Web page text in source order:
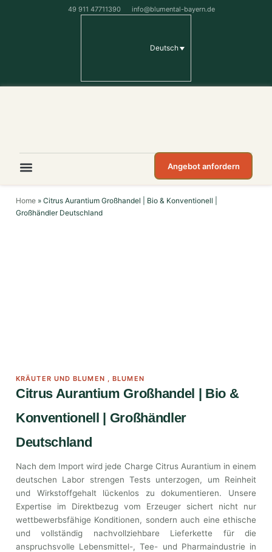
49 911 47711390 info@blumental-bayern.de
Deutsch
Angebot anfordern
Home » Citrus Aurantium Großhandel | Bio & Konventionell |
Großhändler Deutschland
KRÄUTER UND BLUMEN ,BLUMEN
Citrus Aurantium Großhandel | Bio &
Konventionell | Großhändler
Deutschland
Nach dem Import wird jede Charge Citrus Aurantium in einem
deutschen Labor strengen Tests unterzogen, um Reinheit
und Wirkstoffgehalt lückenlos zu dokumentieren. Unsere
Expertise im Direktbezug vom Erzeuger sichert nicht nur
wettbewerbsfähige Konditionen, sondern auch eine ethische
und vollständig nachvollziehbare Lieferkette für die
anspruchsvolle Lebensmittel-, Tee- und Pharmaindustrie in